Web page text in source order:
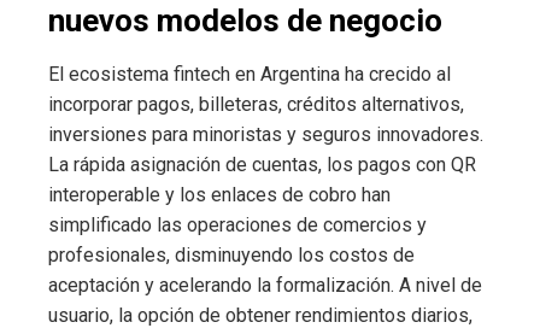
nuevos modelos de negocio
El ecosistema fintech en Argentina ha crecido al
incorporar pagos, billeteras, créditos alternativos,
inversiones para minoristas y seguros innovadores.
La rápida asignación de cuentas, los pagos con QR
interoperable y los enlaces de cobro han
simplificado las operaciones de comercios y
profesionales, disminuyendo los costos de
aceptación y acelerando la formalización. A nivel de
usuario, la opción de obtener rendimientos diarios,